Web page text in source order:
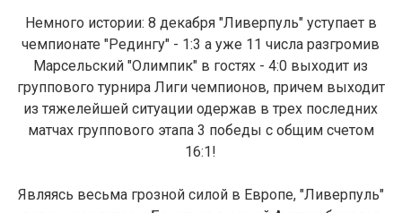
Немного истории: 8 декабря "Ливерпуль" уступает в
чемпионате "Редингу" - 1:3 а уже 11 числа разгромив
Марсельский "Олимпик" в гостях - 4:0 выходит из
группового турнира Лиги чемпионов, причем выходит
из тяжелейшей ситуации одержав в трех последних
матчах группового этапа 3 победы с общим счетом
16:1!
Являясь весьма грозной силой в Европе, "Ливерпуль"